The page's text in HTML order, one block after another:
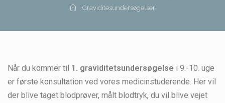
Graviditesundersøgelser
Når du kommer til 1. graviditetsundersøgelse i 9.-10. uge
er første konsultation ved vores medicinstuderende. Her vil
der blive taget blodprøver, målt blodtryk, du vil blive vejet